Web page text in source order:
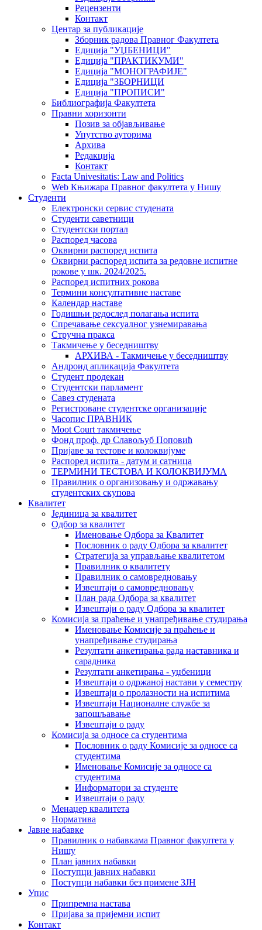
Рецензенти
Контакт
Центар за публикације
Зборник радова Правног Факултета
Едиција "УЏБЕНИЦИ"
Едиција "ПРАКТИКУМИ"
Едиција "МОНОГРАФИЈЕ"
Едиција "ЗБОРНИЦИ
Едиција "ПРОПИСИ"
Библиографија Факултета
Правни хоризонти
Позив за објављивање
Упутство ауторима
Архива
Редакција
Контакт
Facta Univesitatis: Law and Politics
Web Књижара Правног факултета у Нишу
Студенти
Електронски сервис студената
Студенти саветници
Студентски портал
Распоред часова
Оквирни распоред испита
Оквирни распоред испита за редовне испитне
рокове у шк. 2024/2025.
Распоред испитних рокова
Термини консултативне наставе
Календар наставе
Годишњи редослед полагања испита
Спречавање сексуалног узнемиравања
Стручна пракса
Такмичење у беседништву
АРХИВА - Такмичење у беседништву
Андроид апликација Факултета
Студент продекан
Студентски парламент
Савез студената
Регистроване студентске организације
Часопис ПРАВНИК
Moot Court такмичење
Фонд проф. др Славољуб Поповић
Пријаве за тестове и колоквијуме
Распоред испита - датум и сатница
ТЕРМИНИ ТЕСТОВА И КОЛОКВИЈУМА
Правилник о организовању и одржавању
студентских скупова
Квалитет
Јединица за квалитет
Одбор за квалитет
Именовање Одбора за Квалитет
Пословник о раду Одбора за квалитет
Стратегија за управљање квалитетом
Правилник о квалитету
Правилник о самовредновању
Извештаји о самовредновању
План рада Одбора за квалитет
Извештаји о раду Одбора за квалитет
Комисија за праћење и унапређивање студирања
Именовање Комисије за праћење и
унапређивање студирања
Резултати анкетирања рада наставника и
сарадника
Резултати анкетирања - уџбеници
Извештаји о одржаној настави у семестру
Извештаји о пролазности на испитима
Извештаји Националне службе за
запошљавање
Извештаји о раду
Комисија за односе са студентима
Пословник о раду Комисије за односе са
студентима
Именовање Комисије за односе са
студентима
Информатори за студенте
Извештаји о раду
Менаџер квалитета
Норматива
Јавне набавке
Правилник о набавкама Правног факултета у
Нишу
План јавних набавки
Поступци јавних набавки
Поступци набавки без примене ЗЈН
Упис
Припремна настава
Пријава за пријемни испит
Контакт